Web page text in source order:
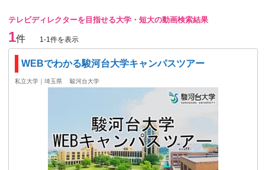
テレビディレクターを目指せる大学・短大の動画検索結果
1件 1-1件を表示
WEBでわかる駿河台大学キャンパスツアー
私立大学｜埼玉県 駿河台大学